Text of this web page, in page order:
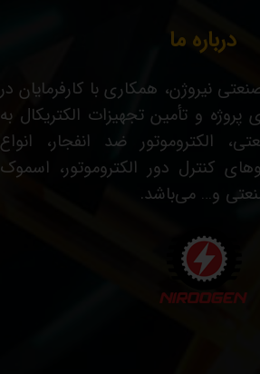
درباره ما
نیروژن، همکاری با کارفرمایان در
و تأمین تجهیزات الکتریکال به
الکتروموتور ضد انفجار، انواع
کنترل دور الکتروموتور، اسموک
و… می‌باشد.